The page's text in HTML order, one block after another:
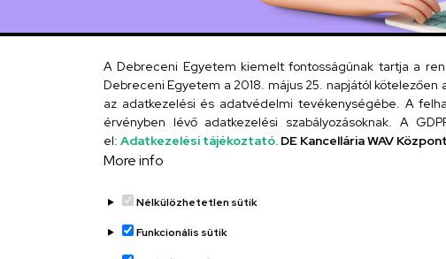
A Debreceni Egyetem kiemelt fontosságúnak tartja a
Debreceni Egyetem a 2018. május 25. napjától
az adatkezelési és adatvédelmi tevékenységébe. A
érvényben lévő adatkezelési szabályozásoknak. A
el: Adatkezelési tájékoztató. DE Kancellária WAV Központ
More info
Nélkülözhetetlen sütik
Funkcionális sütik